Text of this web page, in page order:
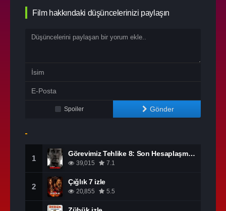
Film hakkındaki düşüncelerinizi paylaşın
Spoiler Gönder
1
Görevimiz Tehlike 8: Son Hesaplaşma izle
39,015 7.1
2
Çığlık 7 izle
20,855 5.5